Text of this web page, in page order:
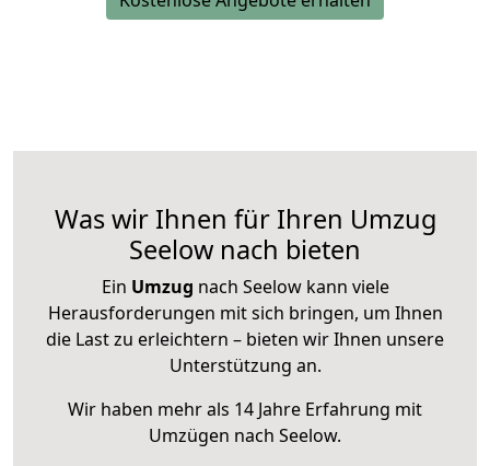
Was wir Ihnen für Ihren Umzug
Seelow nach bieten
Ein Umzug nach Seelow kann viele
Herausforderungen mit sich bringen, um Ihnen
die Last zu erleichtern – bieten wir Ihnen unsere
Unterstützung an.
Wir haben mehr als 14 Jahre Erfahrung mit
Umzügen nach Seelow.